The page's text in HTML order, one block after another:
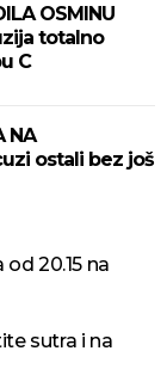
OSMINU
totalno
C
NA
ostali bez još
20.15 na
sutra i na